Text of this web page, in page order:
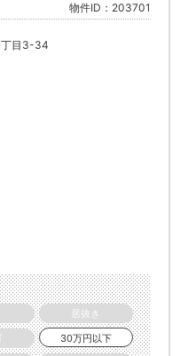
物件ID：203701
丁目3-34
居抜き
30万円以下